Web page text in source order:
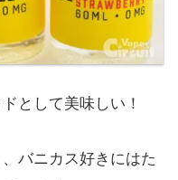
として美味しい！
バニカス好きにはた